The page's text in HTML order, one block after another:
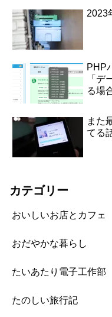
2023
PHP
「デ
る場
また
てる
カテゴリー
おいしいお店とカフェ
おだやかな暮らし
たいあたり電子工作部
たのしい旅行記